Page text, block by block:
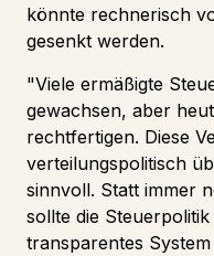
könnte rechnerisch
gesenkt werden.
"Viele ermäßigte
gewachsen, aber
rechtfertigen. Diese
verteilungspolitisch
sinnvoll. Statt immer
sollte die
transparentes